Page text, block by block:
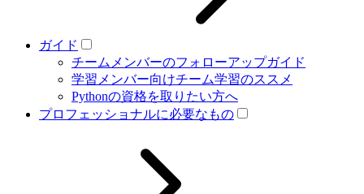
ガイド
チームメンバーのフォローアップガイド
学習メンバー向けチーム学習のススメ
Pythonの資格を取りたい方へ
プロフェッショナルに必要なもの